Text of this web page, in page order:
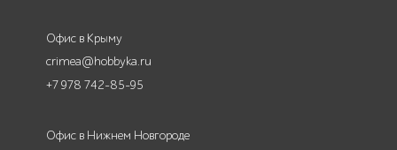
Офис в Крыму
crimea@hobbyka.ru
+7 978 742-85-95
Офис в Нижнем Новгороде